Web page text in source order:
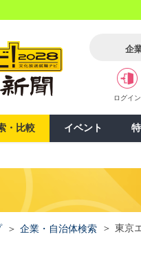
企
ログイン
・比較 イベント
企業・自治体検索 東京